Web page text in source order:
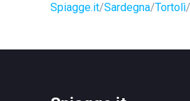
Spiagge.it Sardegna Tortolì